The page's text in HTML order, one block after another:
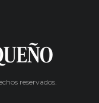
reservados.